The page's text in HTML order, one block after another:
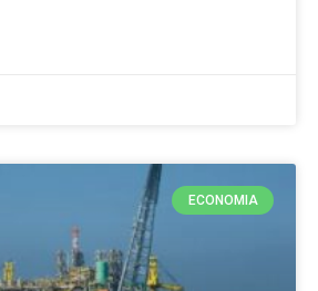
ECONOMIA